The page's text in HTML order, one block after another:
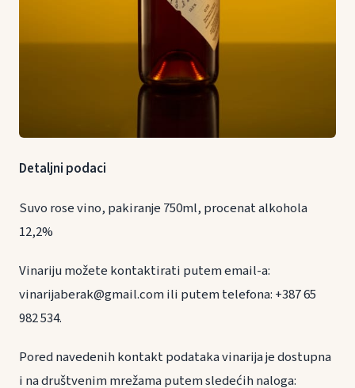
Detaljni podaci
Suvo rose vino, pakiranje 750ml, procenat alkohola
12,2%
Vinariju možete kontaktirati putem email-a:
vinarijaberak@gmail.com ili putem telefona: +387 65
982 534.
Pored navedenih kontakt podataka vinarija je dostupna
i na društvenim mrežama putem sledećih naloga: